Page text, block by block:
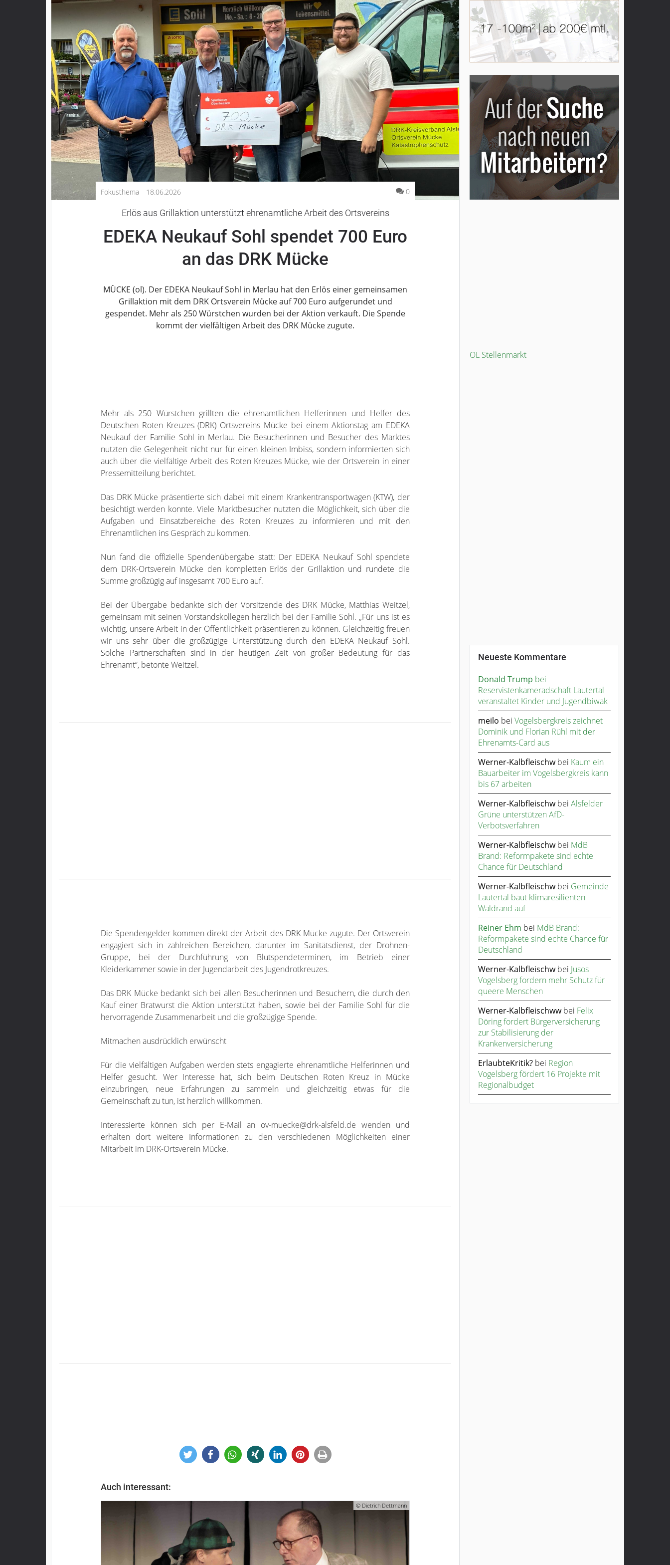
Kultur
Lifestyle
Wirtschaft
Vogelsberg
Alsfeld
Lauterbach
Romrod
Homberg
Ohm
Schotten
Antrifttal
Feldatal
Datenschutzerklärung
Fokusthema 18.06.2026 0
Erlös aus Grillaktion unterstützt ehrenamtliche Arbeit des Ortsvereins
EDEKA Neukauf Sohl spendet 700 Euro
an das DRK Mücke
MÜCKE (ol). Der EDEKA Neukauf Sohl in Merlau hat den Erlös einer gemeinsamen
Grillaktion mit dem DRK Ortsverein Mücke auf 700 Euro aufgerundet und
gespendet. Mehr als 250 Würstchen wurden bei der Aktion verkauft. Die Spende
kommt der vielfältigen Arbeit des DRK Mücke zugute.
Mehr als 250 Würstchen grillten die ehrenamtlichen Helferinnen und Helfer des
Deutschen Roten Kreuzes (DRK) Ortsvereins Mücke bei einem Aktionstag am EDEKA
Neukauf der Familie Sohl in Merlau. Die Besucherinnen und Besucher des Marktes
nutzten die Gelegenheit nicht nur für einen kleinen Imbiss, sondern informierten sich
auch über die vielfältige Arbeit des Roten Kreuzes Mücke, wie der Ortsverein in einer
Pressemitteilung berichtet.
Das DRK Mücke präsentierte sich dabei mit einem Krankentransportwagen (KTW), der
besichtigt werden konnte. Viele Marktbesucher nutzten die Möglichkeit, sich über die
Aufgaben und Einsatzbereiche des Roten Kreuzes zu informieren und mit den
Ehrenamtlichen ins Gespräch zu kommen.
Nun fand die offizielle Spendenübergabe statt: Der EDEKA Neukauf Sohl spendete
dem DRK-Ortsverein Mücke den kompletten Erlös der Grillaktion und rundete die
Summe großzügig auf insgesamt 700 Euro auf.
Bei der Übergabe bedankte sich der Vorsitzende des DRK Mücke, Matthias Weitzel,
gemeinsam mit seinen Vorstandskollegen herzlich bei der Familie Sohl. „Für uns ist es
wichtig, unsere Arbeit in der Öffentlichkeit präsentieren zu können. Gleichzeitig freuen
wir uns sehr über die großzügige Unterstützung durch den EDEKA Neukauf Sohl.
Solche Partnerschaften sind in der heutigen Zeit von großer Bedeutung für das
Ehrenamt“, betonte Weitzel.
Die Spendengelder kommen direkt der Arbeit des DRK Mücke zugute. Der Ortsverein
engagiert sich in zahlreichen Bereichen, darunter im Sanitätsdienst, der Drohnen-
Gruppe, bei der Durchführung von Blutspendeterminen, im Betrieb einer
Kleiderkammer sowie in der Jugendarbeit des Jugendrotkreuzes.
Das DRK Mücke bedankt sich bei allen Besucherinnen und Besuchern, die durch den
Kauf einer Bratwurst die Aktion unterstützt haben, sowie bei der Familie Sohl für die
hervorragende Zusammenarbeit und die großzügige Spende.
Mitmachen ausdrücklich erwünscht
Für die vielfältigen Aufgaben werden stets engagierte ehrenamtliche Helferinnen und
Helfer gesucht. Wer Interesse hat, sich beim Deutschen Roten Kreuz in Mücke
einzubringen, neue Erfahrungen zu sammeln und gleichzeitig etwas für die
Gemeinschaft zu tun, ist herzlich willkommen.
Interessierte können sich per E-Mail an ov-muecke@drk-alsfeld.de wenden und
erhalten dort weitere Informationen zu den verschiedenen Möglichkeiten einer
Mitarbeit im DRK-Ortsverein Mücke.
Auch interessant:
© Dietrich Dettmann
OL Stellenmarkt
Neueste Kommentare
Donald Trump bei
Reservistenkameradschaft Lautertal
veranstaltet Kinder und Jugendbiwak
meilo bei Vogelsbergkreis zeichnet
Dominik und Florian Rühl mit der
Ehrenamts-Card aus
Werner-Kalbfleischwbei Kaum ein
Bauarbeiter im Vogelsbergkreis kann
bis 67 arbeiten
Werner-Kalbfleischwbei Alsfelder
Grüne unterstützen AfD-
Verbotsverfahren
Werner-Kalbfleischwbei MdB
Brand: Reformpakete sind echte
Chance für Deutschland
Werner-Kalbfleischwbei Gemeinde
Lautertal baut klimaresilienten
Waldrand auf
Reiner Ehm bei MdB Brand:
Reformpakete sind echte Chance für
Deutschland
Werner-Kalbfleischwbei Jusos
Vogelsberg fordern mehr Schutz für
queere Menschen
Werner-Kalbfleischwwbei Felix
Döring fordert Bürgerversicherung
zur Stabilisierung der
Krankenversicherung
ErlaubteKritik? bei Region
Vogelsberg fördert 16 Projekte mit
Regionalbudget